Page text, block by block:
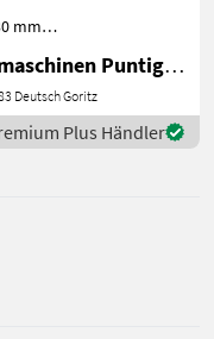
mm
Baumaschinen Puntigam GmbH
Deutsch Goritz
Plus Händler